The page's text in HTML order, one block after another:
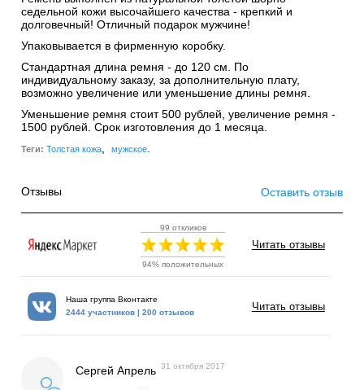
седельной кожи высочайшего качества - крепкий и
долговечный! Отличный подарок мужчине!
Упаковывается в фирменную коробку.
Стандартная длина ремня - до 120 см. По
индивидуальному заказу, за дополнительную плату,
возможно увеличение или уменьшение длины ремня.
Уменьшение ремня стоит 500 рублей, увеличение ремня -
1500 рублей. Срок изготовления до 1 месяца.
Теги: Толстая кожа, мужское.
Отзывы Оставить отзыв
99 откликов
94% положительных
Читать отзывы
Наша группа Вконтакте
2444 участников | 200 отзывов
Читать отзывы
Сергей Апрель 31 октября 2017